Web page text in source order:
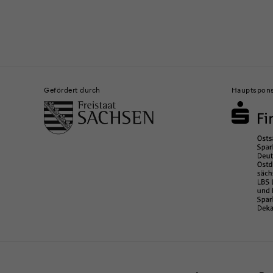
Museen
und
Institutionen
Gefördert durch